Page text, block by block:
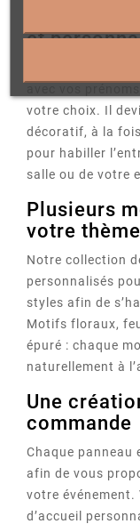
Une
et
Chaque
votre choix. Il
décoratif, à la
pour habiller
salle ou de votre
Plusieurs
votre thème
Notre collection
personnalisés
styles afin de
Motifs floraux,
épuré : chaque
naturellement à
Une
commande
Chaque panneau
afin de vous
votre événement.
d’accueil